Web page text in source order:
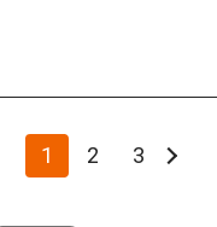
1 2 3